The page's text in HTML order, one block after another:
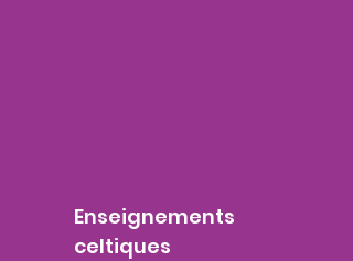
Enseignements
celtiques